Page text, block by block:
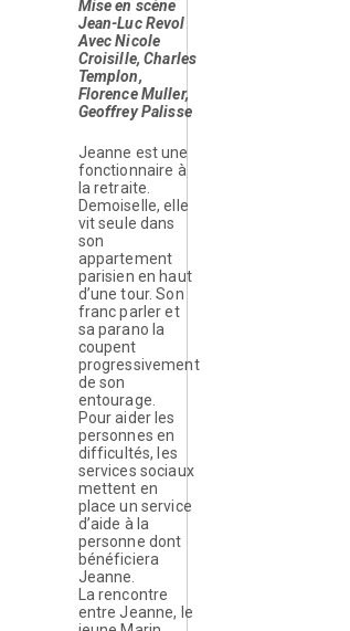
Mise en scène
Jean-Luc Revol
Avec Nicole
Croisille, Charles
Templon,
Florence Muller,
Geoffrey Palisse
Jeanne est une
fonctionnaire à
la retraite.
Demoiselle, elle
vit seule dans
son
appartement
parisien en haut
d’une tour. Son
franc parler et
sa parano la
coupent
progressivement
de son
entourage.
Pour aider les
personnes en
difficultés, les
services sociaux
mettent en
place un service
d’aide à la
personne dont
bénéficiera
Jeanne.
La rencontre
entre Jeanne, le